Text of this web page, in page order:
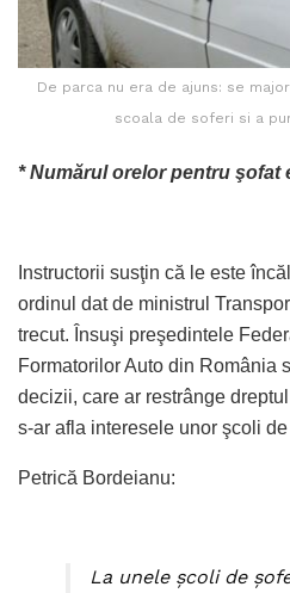
De parca nu era de ajuns: se
scoala de soferi si a
* Numărul orelor pentru şofat
Instructorii susţin că le este
ordinul dat de ministrul
trecut. Însuşi preşedintele
Formatorilor Auto din România
decizii, care ar restrânge
s-ar afla interesele unor şcoli
Petrică Bordeianu:
La unele şcoli de